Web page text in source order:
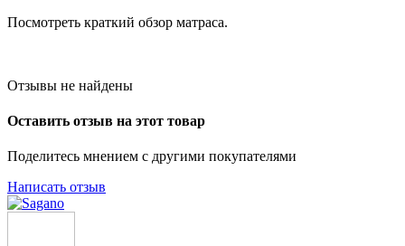
Посмотреть краткий обзор матраса.
Отзывы не найдены
Оставить отзыв на этот товар
Поделитесь мнением с другими покупателями
Написать отзыв